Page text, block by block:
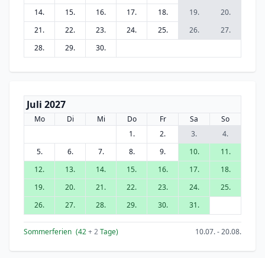
14.
15. 16. 17. 18. 19.
20.
21.
22. 23. 24. 25. 26.
27.
28.
29. 30.
Juli 2027
Mo Di Mi Do Fr Sa
So
1.
2. 3.
4.
5.
6. 7. 8. 9. 10.
11.
12.
13. 14. 15. 16. 17.
18.
19.
20. 21. 22. 23. 24.
25.
26.
27. 28. 29. 30. 31.
Sommerferien (42+ 2Tage) 10.07. - 20.08.